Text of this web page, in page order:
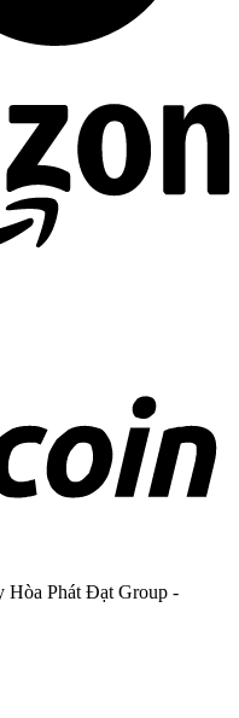
Hòa Phát Đạt Group -